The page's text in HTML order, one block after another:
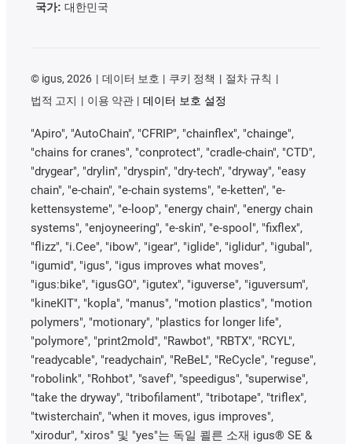
국가: 대한민국
© igus, 2026 데이터 보호 쿠키 정책
절차 규칙
법적 고지
이용 약관 데이터 보호 설정
"Apiro", "AutoChain", "CFRIP", "chainflex", "chainge",
"chains for cranes", "conprotect", "cradle-chain", "CTD",
"drygear", "drylin", "dryspin", "dry-tech", "dryway", "easy
chain", "e-chain", "e-chain systems", "e-ketten", "e-
kettensysteme", "e-loop", "energy chain", "energy chain
systems", "enjoyneering", "e-skin", "e-spool", "fixflex",
"flizz", "i.Cee", "ibow", "igear", "iglide", "iglidur", "igubal",
"igumid", "igus", "igus improves what moves",
"igus:bike", "igusGO", "igutex", "iguverse", "iguversum",
"kineKIT", "kopla", "manus", "motion plastics", "motion
polymers", "motionary", "plastics for longer life",
"polymore", "print2mold", "Rawbot", "RBTX", "RCYL",
"readycable", "readychain", "ReBeL", "ReCycle", "reguse",
"robolink", "Rohbot", "savef", "speedigus", "superwise",
"take the dryway", "tribofilament", "tribotape", "triflex",
"twisterchain", "when it moves, igus improves",
"xirodur", "xiros" 및 "yes"는 독일 쾰른 소재 igus® SE &